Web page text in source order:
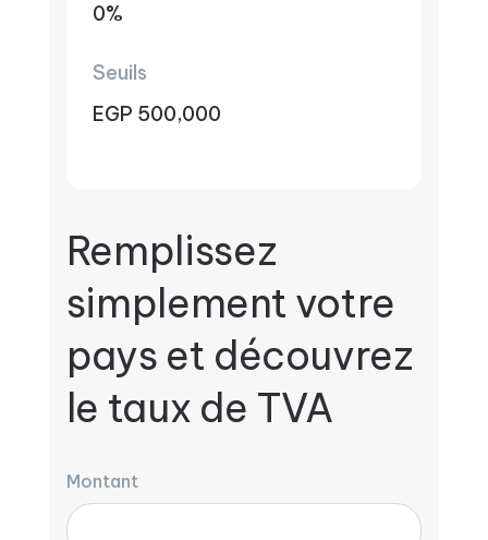
0%
Seuils
EGP 500,000
Remplissez
simplement votre
pays et découvrez
le taux de TVA
Montant